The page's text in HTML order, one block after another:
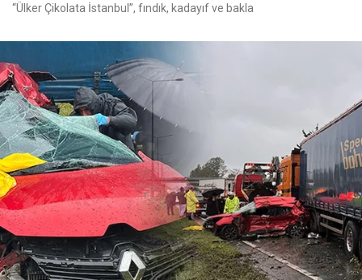
“Ülker Çikolata İstanbul”, fındık, kadayıf ve bakla